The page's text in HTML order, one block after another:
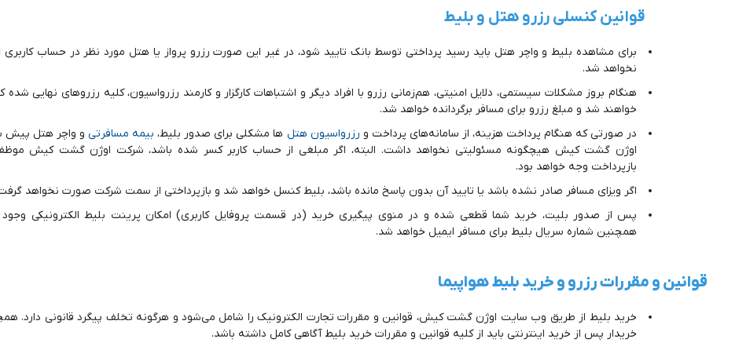
قوانین کنسلی رزرو هتل و بلیط
برای مشاهده بلیط و واچر هتل باید رسید پرداختی توسط بانک تایید شود، در غیر این صورت رزرو پرواز یا هتل مورد نظر در حساب کاربری
نخواهد شد.
هنگام بروز مشکلات سیستمی، دلایل امنیتی، هم‌زمانی رزرو با افراد دیگر و اشتباهات کارگزار و کارمند رزرواسیون، کلیه رزروهای نهایی
خواهند شد و مبلغ رزرو برای مسافر برگردانده خواهد شد.
در صورتی که هنگام پرداخت هزینه، از سامانه‌های پرداخت و رزرواسیون هتل ‌ها مشکلی برای صدور بلیط، بیمه مسافرتیو واچر هتل پیش
اوژن گشت کیش هیچگونه مسئولیتی نخواهد داشت. البته، اگر مبلغی از حساب کاربر کسر شده باشد، شرکت اوژن گشت کیش
بازپرداخت وجه خواهد بود.
اگر ویزای مسافر صادر نشده باشد یا تایید آن بدون پاسخ مانده باشد، بلیط کنسل خواهد شد و بازپرداختی از سمت شرکت صورت نخواهد
پس از صدور بلیت، خرید شما قطعی شده و در منوی پیگیری خرید (در قسمت پروفایل کاربری) امکان پرینت بلیط الکترونیکی وجود
همچنین شماره سریال بلیط برای مسافر ایمیل خواهد شد.
قوانین و مقررات رزرو و خرید بلیط هواپیما
خرید بلیط از طریق وب سایت اوژن گشت کیش، قوانین و مقررات تجارت الکترونیک را شامل می‌شود و هرگونه تخلف پیگرد قانونی دارد.
خریدار پس از خرید اینترنتی باید از کلیه قوانین و مقررات خرید بلیط آگاهی کامل داشته باشد.